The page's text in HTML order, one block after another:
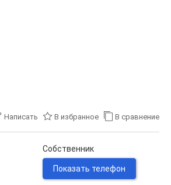
Написать В избранное В сравнение
Собственник
Показать телефон